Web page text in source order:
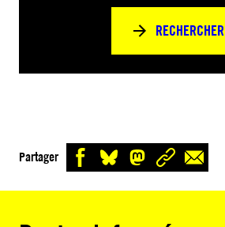
RECHERCHER
Partager